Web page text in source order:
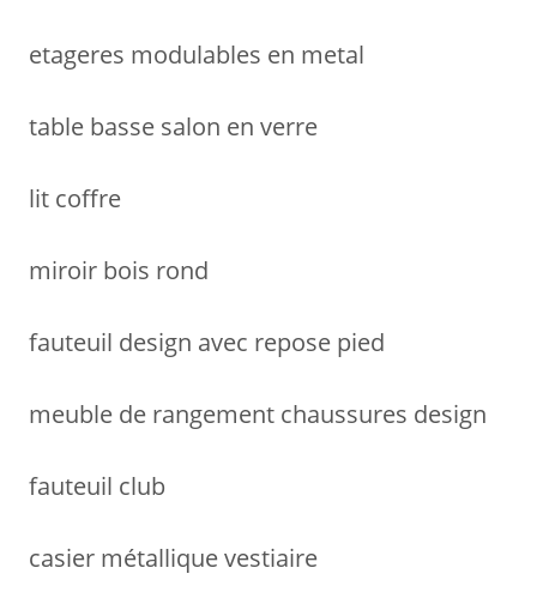
etageres modulables en metal
table basse salon en verre
lit coffre
miroir bois rond
fauteuil design avec repose pied
meuble de rangement chaussures design
fauteuil club
casier métallique vestiaire